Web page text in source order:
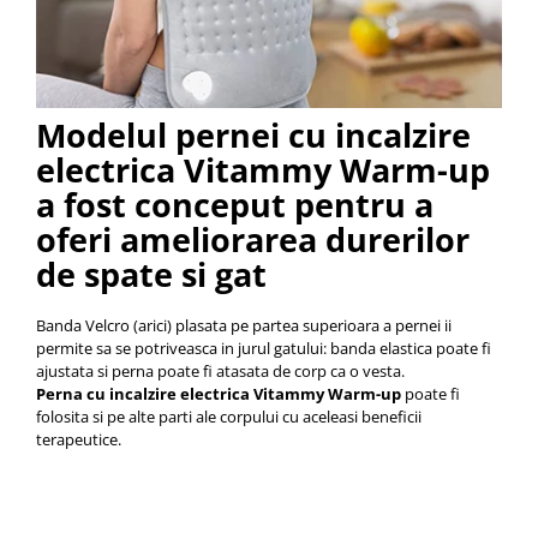
Modelul pernei cu incalzire
electrica Vitammy Warm-up
a fost conceput pentru a
oferi ameliorarea durerilor
de spate si gat
Banda Velcro (arici) plasata pe partea superioara a pernei ii
permite sa se potriveasca in jurul gatului: banda elastica poate fi
ajustata si perna poate fi atasata de corp ca o vesta.
Perna cu incalzire electrica Vitammy Warm-up poate fi
folosita si pe alte parti ale corpului cu aceleasi beneficii
terapeutice.